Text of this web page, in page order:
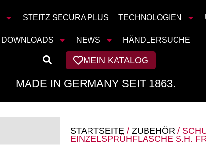
STEITZ SECURA PLUS TECHNOLOGIEN
DOWNLOADS NEWS HÄNDLERSUCHE
MEIN KATALOG
MADE IN GERMANY SEIT 1863.
STARTSEITE / ZUBEHÖR /
EINZELSPRÜHFLASCHE S.H.